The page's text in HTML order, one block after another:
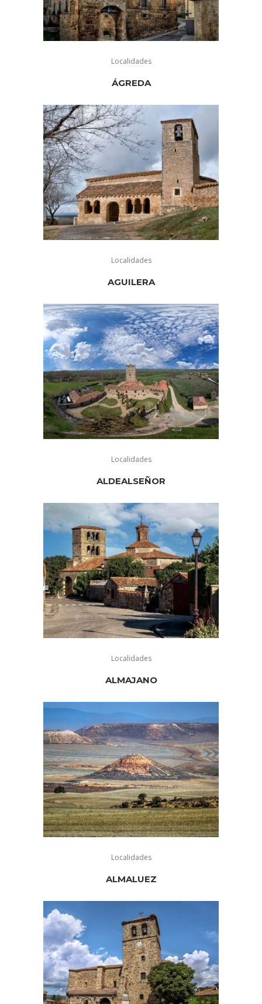
Localidades
ÁGREDA
Localidades
AGUILERA
Localidades
ALDEALSEÑOR
Localidades
ALMAJANO
Localidades
ALMALUEZ